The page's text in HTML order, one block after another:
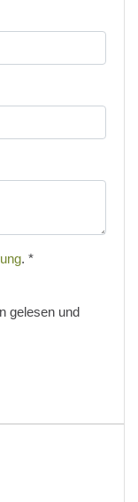
. *
gelesen und